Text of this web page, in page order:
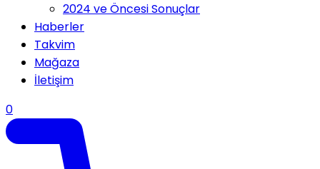
2024 ve Öncesi Sonuçlar
Haberler
Takvim
Mağaza
İletişim
0